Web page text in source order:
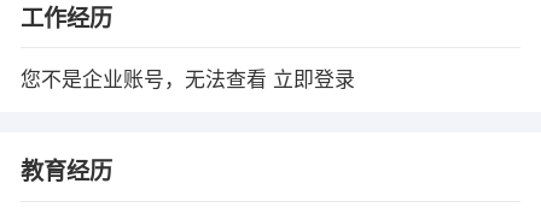
工作经历
您不是企业账号，无法查看 立即登录
教育经历